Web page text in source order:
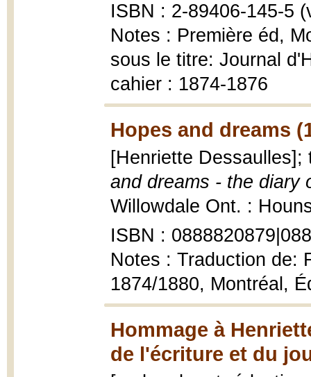
ISBN : 2-89406-145-5
Notes : Première éd,
sous le titre: Journal
cahier : 1874-1876
Hopes and dreams
[Henriette
and dreams - the diary
Willowdale Ont. :
ISBN :
Notes : Traduction de:
1874/1880, Montréal,
Hommage à
de l'écriture et du